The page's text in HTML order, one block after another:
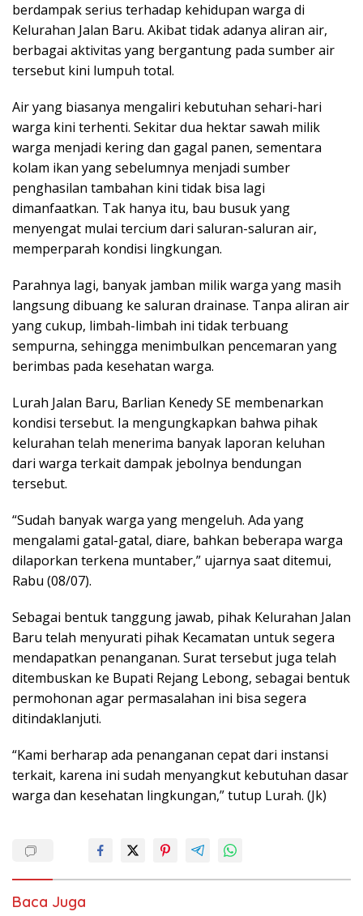
berdampak serius terhadap kehidupan warga di
Kelurahan Jalan Baru. Akibat tidak adanya aliran air,
berbagai aktivitas yang bergantung pada sumber air
tersebut kini lumpuh total.
Air yang biasanya mengaliri kebutuhan sehari-hari
warga kini terhenti. Sekitar dua hektar sawah milik
warga menjadi kering dan gagal panen, sementara
kolam ikan yang sebelumnya menjadi sumber
penghasilan tambahan kini tidak bisa lagi
dimanfaatkan. Tak hanya itu, bau busuk yang
menyengat mulai tercium dari saluran-saluran air,
memperparah kondisi lingkungan.
Parahnya lagi, banyak jamban milik warga yang masih
langsung dibuang ke saluran drainase. Tanpa aliran air
yang cukup, limbah-limbah ini tidak terbuang
sempurna, sehingga menimbulkan pencemaran yang
berimbas pada kesehatan warga.
Lurah Jalan Baru, Barlian Kenedy SE membenarkan
kondisi tersebut. Ia mengungkapkan bahwa pihak
kelurahan telah menerima banyak laporan keluhan
dari warga terkait dampak jebolnya bendungan
tersebut.
“Sudah banyak warga yang mengeluh. Ada yang
mengalami gatal-gatal, diare, bahkan beberapa warga
dilaporkan terkena muntaber,” ujarnya saat ditemui,
Rabu (08/07).
Sebagai bentuk tanggung jawab, pihak Kelurahan Jalan
Baru telah menyurati pihak Kecamatan untuk segera
mendapatkan penanganan. Surat tersebut juga telah
ditembuskan ke Bupati Rejang Lebong, sebagai bentuk
permohonan agar permasalahan ini bisa segera
ditindaklanjuti.
“Kami berharap ada penanganan cepat dari instansi
terkait, karena ini sudah menyangkut kebutuhan dasar
warga dan kesehatan lingkungan,” tutup Lurah. (Jk)
Baca Juga